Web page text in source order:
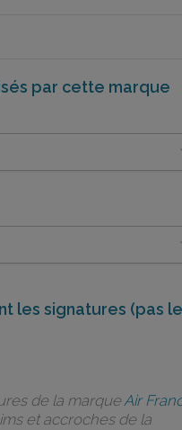
par cette marque
les signatures (pas
de la marqueAir
et accroches de la